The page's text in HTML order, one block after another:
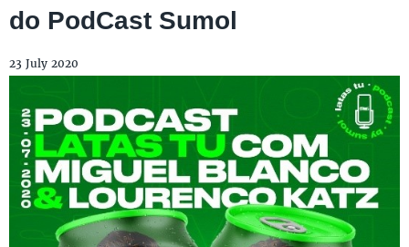
do PodCast Sumol
23 July 2020